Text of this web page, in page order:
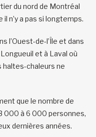
du nord de Montréal
n’y a pas si longtemps.
l’Ouest-de-l’Île et dans
et à Laval où
chaleurs ne
que le nombre de
000 à 6 000 personnes,
dernières années.